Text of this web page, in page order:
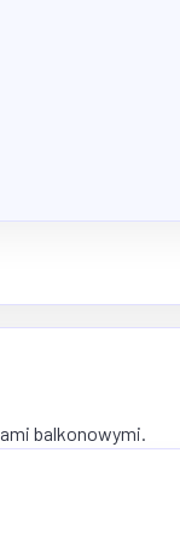
balkonowymi.